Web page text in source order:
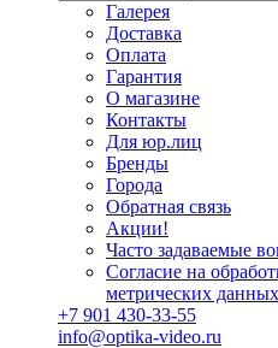
Галерея
Доставка
Оплата
Гарантия
О магазине
Контакты
Для юр.лиц
Бренды
Города
Обратная связь
Акции!
Часто задаваемые
Согласие на
метрических
+7 901 430-33-55
info@optika-video.ru